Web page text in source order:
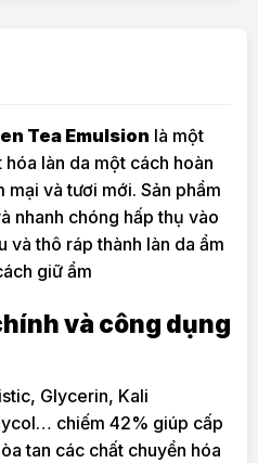
Tea Emulsion là một
làn da một cách hoàn
mại và tươi mới. Sản phẩm
nhanh chóng hấp thụ vào
và thô ráp thành làn da ẩm
giữ ẩm
và công dụng
Glycerin, Kali
chiếm 42% giúp cấp
tan các chất chuyển hóa